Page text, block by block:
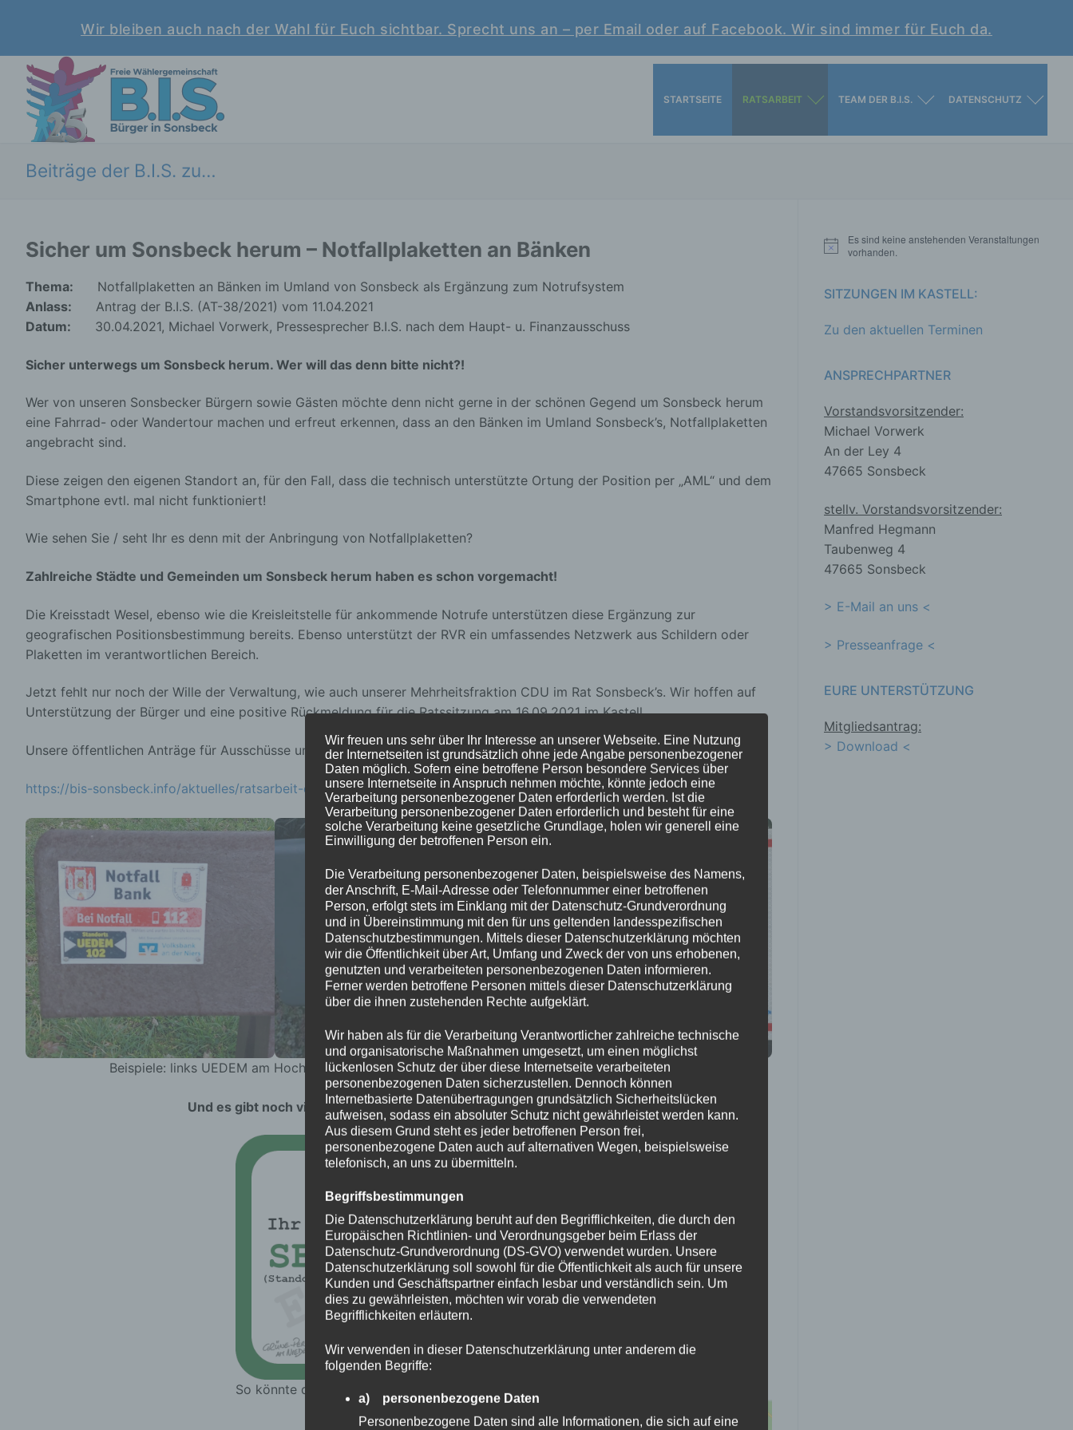
Wir bleiben auch nach der Wahl für Euch sichtbar. Sprecht uns an – per Email oder auf Facebook. Wir sind immer für Euch da.
STARTSEITE RATSARBEIT TEAM DER B.I.S. DATENSCHUTZ
Beiträge der B.I.S. zu…
Sicher um Sonsbeck herum – Notfallplaketten an Bänken
Thema: Notfallplaketten an Bänken im Umland von Sonsbeck als Ergänzung zum Notrufsystem
Anlass: Antrag der B.I.S. (AT-38/2021) vom 11.04.2021
Datum: 30.04.2021, Michael Vorwerk, Pressesprecher B.I.S. nach dem Haupt- u. Finanzausschuss
Sicher unterwegs um Sonsbeck herum. Wer will das denn bitte nicht?!
Wer von unseren Sonsbecker Bürgern sowie Gästen möchte denn nicht gerne in der schönen Gegend um Sonsbeck herum
eine Fahrrad- oder Wandertour machen und erfreut erkennen, dass an den Bänken im Umland Sonsbeck’s, Notfallplaketten
angebracht sind.
Diese zeigen den eigenen Standort an, für den Fall, dass die technisch unterstützte Ortung der Position per „AML“ und dem
Smartphone evtl. mal nicht funktioniert!
Wie sehen Sie / seht Ihr es denn mit der Anbringung von Notfallplaketten?
Zahlreiche Städte und Gemeinden um Sonsbeck herum haben es schon vorgemacht!
Die Kreisstadt Wesel, ebenso wie die Kreisleitstelle für ankommende Notrufe unterstützen diese Ergänzung zur
geografischen Positionsbestimmung bereits. Ebenso unterstützt der RVR ein umfassendes Netzwerk aus Schildern oder
Plaketten im verantwortlichen Bereich.
Jetzt fehlt nur noch der Wille der Verwaltung, wie auch unserer Mehrheitsfraktion CDU im Rat Sonsbeck’s. Wir hoffen auf
Unterstützung der Bürger und eine positive Rückmeldung für die Ratssitzung am 16.09.2021 im Kastell.
Unsere öffentlichen Anträge für Ausschüsse und Rat könnt Ihr hier in aller Ruhe nachlesen:
https://bis-sonsbeck.info/aktuelles/ratsarbeit-der-bis/
Beispiele: links UEDEM am Hochwald , mitte GELDERN , rechts RVR (hier: Kreis Recklinghausen)
Und es gibt noch viele weitere Beispiele im Umfeld von Sonsbeck…!
So könnte die Plakette für Sonsbeck aussehen.
Hinweis
Es sind keine anstehenden Veranstaltungen
vorhanden.
SITZUNGEN IM KASTELL:
Zu den aktuellen Terminen
ANSPRECHPARTNER
Vorstandsvorsitzender:
Michael Vorwerk
An der Ley 4
47665 Sonsbeck
stellv. Vorstandsvorsitzender:
Manfred Hegmann
Taubenweg 4
47665 Sonsbeck
> E-Mail an uns <
> Presseanfrage <
EURE UNTERSTÜTZUNG
Mitgliedsantrag:
> Download <
Wir freuen uns sehr über Ihr Interesse an unserer Webseite. Eine Nutzung
der Internetseiten ist grundsätzlich ohne jede Angabe personenbezogener
Daten möglich. Sofern eine betroffene Person besondere Services über
unsere Internetseite in Anspruch nehmen möchte, könnte jedoch eine
Verarbeitung personenbezogener Daten erforderlich werden. Ist die
Verarbeitung personenbezogener Daten erforderlich und besteht für eine
solche Verarbeitung keine gesetzliche Grundlage, holen wir generell eine
Einwilligung der betroffenen Person ein.
Die Verarbeitung personenbezogener Daten, beispielsweise des Namens,
der Anschrift, E-Mail-Adresse oder Telefonnummer einer betroffenen
Person, erfolgt stets im Einklang mit der Datenschutz-Grundverordnung
und in Übereinstimmung mit den für uns geltenden landesspezifischen
Datenschutzbestimmungen. Mittels dieser Datenschutzerklärung möchten
wir die Öffentlichkeit über Art, Umfang und Zweck der von uns erhobenen,
genutzten und verarbeiteten personenbezogenen Daten informieren.
Ferner werden betroffene Personen mittels dieser Datenschutzerklärung
über die ihnen zustehenden Rechte aufgeklärt.
Wir haben als für die Verarbeitung Verantwortlicher zahlreiche technische
und organisatorische Maßnahmen umgesetzt, um einen möglichst
lückenlosen Schutz der über diese Internetseite verarbeiteten
personenbezogenen Daten sicherzustellen. Dennoch können
Internetbasierte Datenübertragungen grundsätzlich Sicherheitslücken
aufweisen, sodass ein absoluter Schutz nicht gewährleistet werden kann.
Aus diesem Grund steht es jeder betroffenen Person frei,
personenbezogene Daten auch auf alternativen Wegen, beispielsweise
telefonisch, an uns zu übermitteln.
Begriffsbestimmungen
Die Datenschutzerklärung beruht auf den Begrifflichkeiten, die durch den
Europäischen Richtlinien- und Verordnungsgeber beim Erlass der
Datenschutz-Grundverordnung (DS-GVO) verwendet wurden. Unsere
Datenschutzerklärung soll sowohl für die Öffentlichkeit als auch für unsere
Kunden und Geschäftspartner einfach lesbar und verständlich sein. Um
dies zu gewährleisten, möchten wir vorab die verwendeten
Begrifflichkeiten erläutern.
Wir verwenden in dieser Datenschutzerklärung unter anderem die
folgenden Begriffe:
a) personenbezogene Daten
Personenbezogene Daten sind alle Informationen, die sich auf eine